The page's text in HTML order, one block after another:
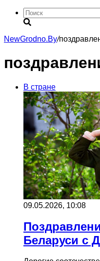
NewGrodno.By/
В стране
09.05.2026, 10:08
Беларуси с